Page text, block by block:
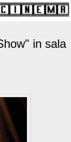
in sala